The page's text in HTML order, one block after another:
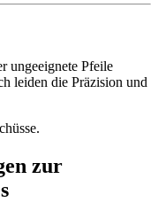
ungeeignete Pfeile
leiden die Präzision und
zur